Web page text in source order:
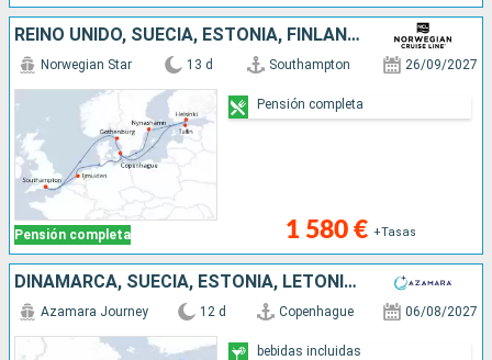
REINO UNIDO, SUECIA, ESTONIA, FINLANDIA, DINAMARCA, PAISES BAJOS
Pensión completa
Norwegian Star 13 d Southampton 26/09/2027
1 580 € +Tasas
Pensión completa
DINAMARCA, SUECIA, ESTONIA, LETONIA, LITUANIA, POLONIA
Azamara Journey 12 d Copenhague 06/08/2027
bebidas incluidas